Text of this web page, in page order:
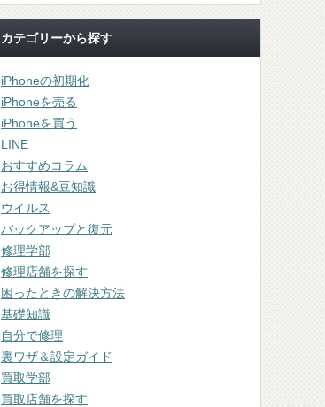
カテゴリーから探す
iPhoneの初期化
iPhoneを売る
iPhoneを買う
LINE
おすすめコラム
お得情報&豆知識
ウイルス
バックアップと復元
修理学部
修理店舗を探す
困ったときの解決方法
基礎知識
自分で修理
裏ワザ＆設定ガイド
買取学部
買取店舗を探す